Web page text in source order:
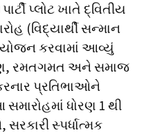
પ્લોટ ખાતે દ્વિતીય
(વિદ્યાર્થી સન્માન
કરવામાં આવ્યું
રમતગમત અને સમાજ
પ્રતિભાઓને
ધોરણ 1 થી
સ્પર્ધાત્મક